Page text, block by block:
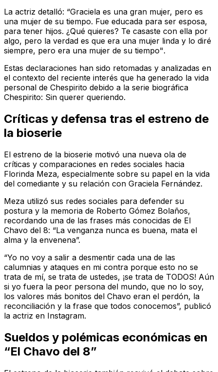
La actriz detalló: “Graciela es una gran mujer, pero es
una mujer de su tiempo. Fue educada para ser esposa,
para tener hijos. ¿Qué quieres? Te casaste con ella por
algo, pero la verdad es que era una mujer linda y lo diré
siempre, pero era una mujer de su tiempo".
Estas declaraciones han sido retomadas y analizadas en
el contexto del reciente interés que ha generado la vida
personal de Chespirito debido a la serie biográfica
Chespirito: Sin querer queriendo.
Críticas y defensa tras el estreno de
la bioserie
El estreno de la bioserie motivó una nueva ola de
críticas y comparaciones en redes sociales hacia
Florinda Meza, especialmente sobre su papel en la vida
del comediante y su relación con Graciela Fernández.
Meza utilizó sus redes sociales para defender su
postura y la memoria de Roberto Gómez Bolaños,
recordando una de las frases más conocidas de El
Chavo del 8: “La venganza nunca es buena, mata el
alma y la envenena”.
“Yo no voy a salir a desmentir cada una de las
calumnias y ataques en mi contra porque esto no se
trata de mí, se trata de ustedes, ¡se trata de TODOS! Aún
si yo fuera la peor persona del mundo, que no lo soy,
los valores más bonitos del Chavo eran el perdón, la
reconciliación y la frase que todos conocemos”, publicó
la actriz en Instagram.
Sueldos y polémicas económicas en
“El Chavo del 8”